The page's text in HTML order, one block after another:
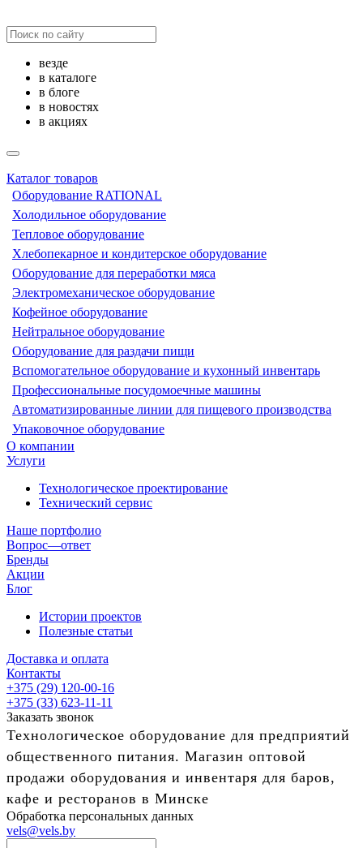
везде
в каталоге
в блоге
в новостях
в акциях
Каталог товаров
Оборудование RATIONAL
Холодильное оборудование
Тепловое оборудование
Хлебопекарное и кондитерское оборудование
Оборудование для переработки мяса
Электромеханическое оборудование
Кофейное оборудование
Нейтральное оборудование
Оборудование для раздачи пищи
Вспомогательное оборудование и кухонный инвентарь
Профессиональные посудомоечные машины
Автоматизированные линии для пищевого производства
Упаковочное оборудование
О компании
Услуги
Технологическое проектирование
Технический сервис
Наше портфолио
Вопрос—ответ
Бренды
Акции
Блог
Истории проектов
Полезные статьи
Доставка и оплата
Контакты
+375 (29) 120-00-16
+375 (33) 623-11-11
Заказать звонок
Технологическое оборудование для предприятий
общественного питания. Магазин оптовой
продажи оборудования и инвентаря для баров,
кафе и ресторанов в Минске
Обработка персональных данных
vels@vels.by